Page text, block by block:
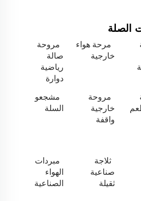
الصلة
مرحة هواء
خارجية
مروحة
صالة
رياضية
دوارة
مروحة
خارجية
واقفة
مشجعو
السلة
ثلاجة
صناعية
ثقيلة
مبردات
الهواء
الصناعية